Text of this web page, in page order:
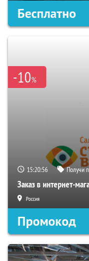
Бесплатно
-10%
15:20:55 Получи
Заказ в интернет-
Россия
Промокод